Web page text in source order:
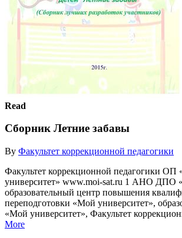
Read
Сборник Летние забавы
By Факультет коррекционной педагогики
Факультет коррекционной педагогики ОП
университет» www.moi-sat.ru 1 АНО ДПО
образовательный центр повышения
переподготовки «Мой университет»,
«Мой университет», Факультет
More